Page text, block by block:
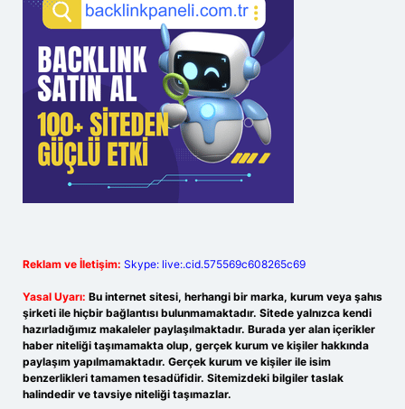
Reklam ve İletişim: Skype: live:.cid.575569c608265c69
Yasal Uyarı: Bu internet sitesi, herhangi bir marka, kurum veya şahıs
şirketi ile hiçbir bağlantısı bulunmamaktadır. Sitede yalnızca kendi
hazırladığımız makaleler paylaşılmaktadır. Burada yer alan içerikler
haber niteliği taşımamakta olup, gerçek kurum ve kişiler hakkında
paylaşım yapılmamaktadır. Gerçek kurum ve kişiler ile isim
benzerlikleri tamamen tesadüfidir. Sitemizdeki bilgiler taslak
halindedir ve tavsiye niteliği taşımazlar.